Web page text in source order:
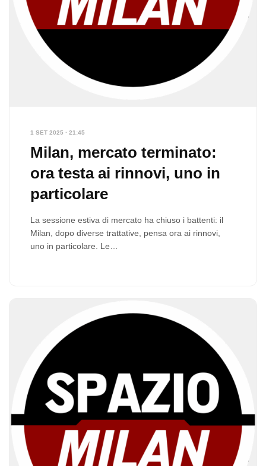
1 SET 2025 · 21:45
Milan, mercato terminato:
ora testa ai rinnovi, uno in
particolare
La sessione estiva di mercato ha chiuso i battenti: il
Milan, dopo diverse trattative, pensa ora ai rinnovi,
uno in particolare. Le…